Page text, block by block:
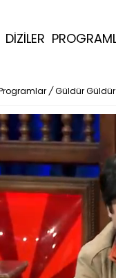
DİZİLER
/ Güldür